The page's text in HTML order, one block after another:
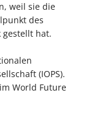
weil sie die
des
gestellt hat.
(IOPS).
World Future